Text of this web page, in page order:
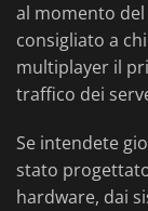
al momento
consigliato a
multiplayer il
traffico dei
Se intendete
stato
hardware, dai